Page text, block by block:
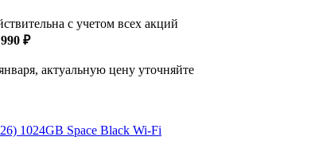
с учетом всех акций
₽
актуальную цену уточняйте
1024GB Space Black Wi-Fi